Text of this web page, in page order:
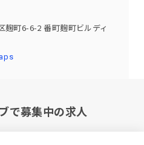
麹町6-6-2 番町麹町ビルディ
で募集中の求人